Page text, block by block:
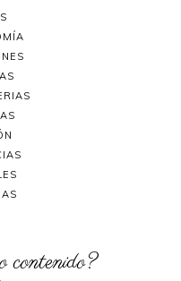
contenido?